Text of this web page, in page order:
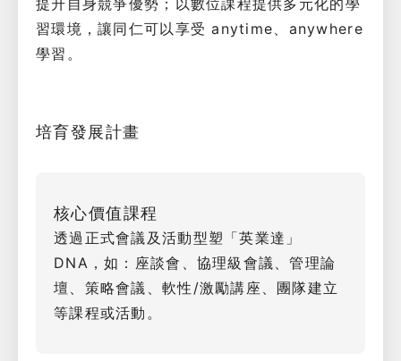
提升自身競爭優勢；以數位課程提供多元化的學
習環境，讓同仁可以享受 anytime、anywhere
學習。
培育發展計畫
核心價值課程
透過正式會議及活動型塑「英業達」
DNA，如：座談會、協理級會議、管理論
壇、策略會議、軟性/激勵講座、團隊建立
等課程或活動。